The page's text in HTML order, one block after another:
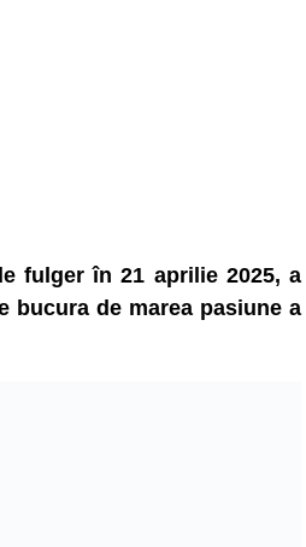
fulger în 21 aprilie 2025, a
bucura de marea pasiune a